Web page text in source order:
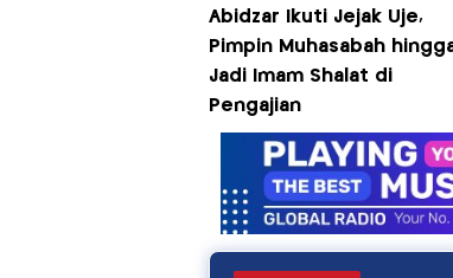
Abidzar Ikuti Jejak Uje,
Pimpin Muhasabah
Jadi Imam Shalat di
Pengajian